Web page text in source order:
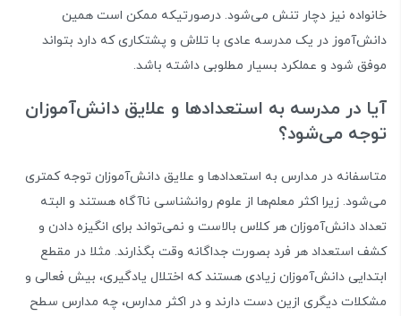
خانواده نیز دچار تنش می‌شود. درصورتیکه ممکن است همین
دانش‌آموز در یک مدرسه عادی با تلاش و پشتکاری که دارد بتواند
موفق شود و عملکرد بسیار مطلوبی داشته باشد.
آیا در مدرسه به استعدادها و علایق دانش‌آموزان
توجه می‌شود؟
متاسفانه در مدارس به استعدادها و علایق دانش‌آموزان توجه کمتری
می‌شود. زیرا اکثر معلم‌ها از علوم روانشناسی ناآگاه هستند و البته
تعداد دانش‌آموزان هر کلاس بالاست و نمی‌تواند برای انگیزه دادن و
کشف استعداد هر فرد بصورت جداگانه وقت بگذارند. مثلا در مقطع
ابتدایی دانش‌آموزان زیادی هستند که اختلال یادگیری، بیش فعالی و
مشکلات دیگری ازین دست دارند و در اکثر مدارس، چه مدارس سطح